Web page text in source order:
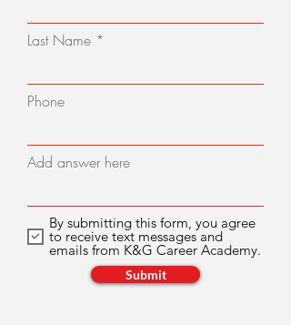
Last Name
Phone
Add answer here
By submitting this form, you agree
to receive text messages and
emails from K&G Career Academy.
Submit